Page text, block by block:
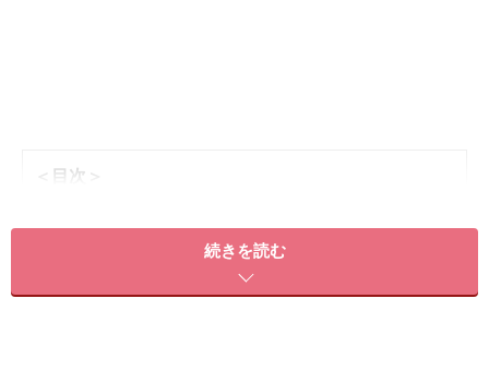
＜目次＞
縄跳びダイエットの注意点
縄跳びダイエットにおすすめの縄の選び方
続きを読む